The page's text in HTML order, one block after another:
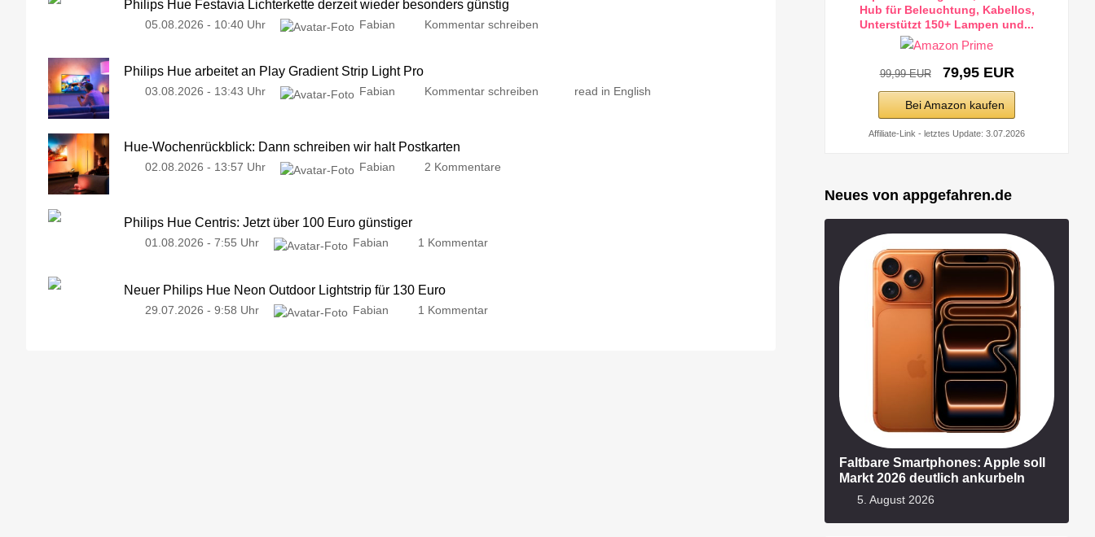
Philips Hue Festavia Lichterkette derzeit wieder besonders günstig
05.08.2026 - 10:40 Uhr Fabian Kommentar schreiben
Philips Hue arbeitet an Play Gradient Strip Light Pro
03.08.2026 - 13:43 Uhr Fabian Kommentar schreiben read in English
Hue-Wochenrückblick: Dann schreiben wir halt Postkarten
02.08.2026 - 13:57 Uhr Fabian 2 Kommentare
Philips Hue Centris: Jetzt über 100 Euro günstiger
01.08.2026 - 7:55 Uhr Fabian 1 Kommentar
Neuer Philips Hue Neon Outdoor Lightstrip für 130 Euro
29.07.2026 - 9:58 Uhr Fabian 1 Kommentar
Hub für Beleuchtung, Kabellos,
Unterstützt 150+ Lampen und...
99,99 EUR 79,95 EUR
Bei Amazon kaufen
Affiliate-Link - letztes Update: 3.07.2026
Neues von appgefahren.de
Faltbare Smartphones: Apple soll
Markt 2026 deutlich ankurbeln
5. August 2026